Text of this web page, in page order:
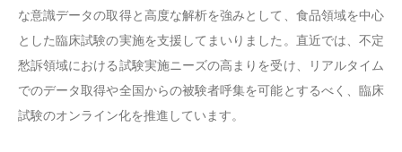
な意識データの取得と高度な解析を強みとして、食品領域を中心
とした臨床試験の実施を支援してまいりました。直近では、不定
愁訴領域における試験実施ニーズの高まりを受け、リアルタイム
でのデータ取得や全国からの被験者呼集を可能とするべく、臨床
試験のオンライン化を推進しています。